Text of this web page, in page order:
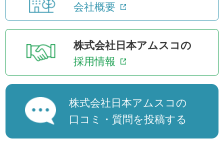
会社概要
株式会社日本アムスコの
採用情報
株式会社日本アムスコの
口コミ・質問を投稿する